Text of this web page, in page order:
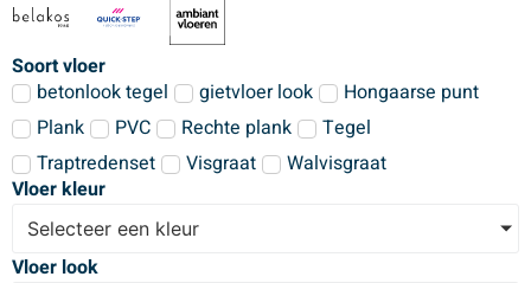
Soort vloer
betonlook tegel
gietvloer look
Hongaarse punt
Plank
PVC Rechte plank
Tegel
Traptredenset
Visgraat
Walvisgraat
Vloer kleur
Selecteer een kleur
Vloer look